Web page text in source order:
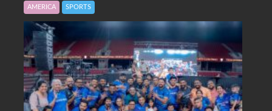
AMERICA SPORTS